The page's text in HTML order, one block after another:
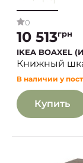
0
10 513грн
IKEA BOAXEL
Книжный
В наличии у
Купить